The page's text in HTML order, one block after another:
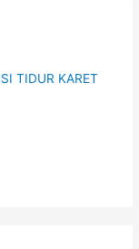
TIDUR KARET